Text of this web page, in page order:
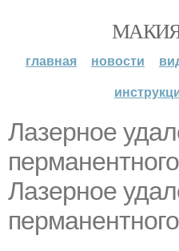
главная новости
Лазерное
Лазерное